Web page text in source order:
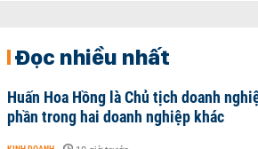
Đọc nhiều nhất
Huấn Hoa Hồng là Chủ tịch doanh
phần trong hai doanh nghiệp khác